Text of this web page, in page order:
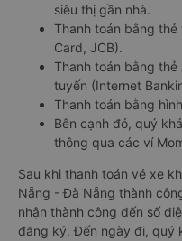
siêu thị gần nhà.
Thanh toán bằng
Card, JCB).
Thanh toán bằng
tuyến (Internet
Thanh toán bằng
Bên cạnh đó, quý
thông qua các ví
Sau khi thanh toán vé xe
Nẵng - Đà Nẵng thành
nhận thành công đến số
đăng ký. Đến ngày đi, quý